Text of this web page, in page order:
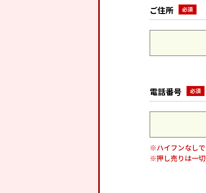
ご住所
電話番号
※ハイフンなしで
※押し売りは一切